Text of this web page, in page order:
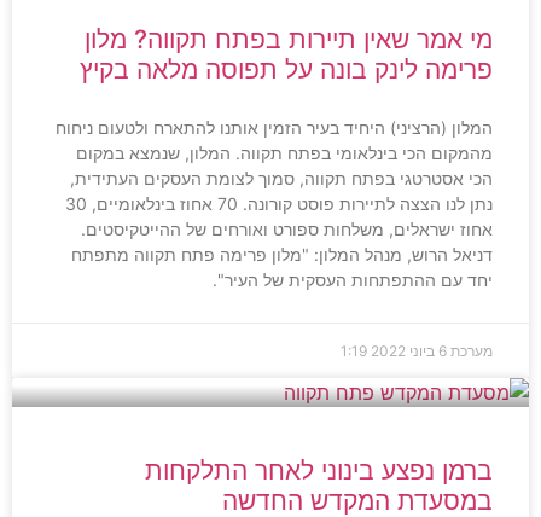
מי אמר שאין תיירות בפתח תקווה? מלון
פרימה לינק בונה על תפוסה מלאה בקיץ
המלון (הרציני) היחיד בעיר הזמין אותנו להתארח ולטעום ניחוח
מהמקום הכי בינלאומי בפתח תקווה. המלון, שנמצא במקום
הכי אסטרטגי בפתח תקווה, סמוך לצומת העסקים העתידית,
נתן לנו הצצה לתיירות פוסט קורונה. 70 אחוז בינלאומיים, 30
אחוז ישראלים, משלחות ספורט ואורחים של ההייטקיסטים.
דניאל הרוש, מנהל המלון: "מלון פרימה פתח תקווה מתפתח
יחד עם ההתפתחות העסקית של העיר".
מערכת 6 ביוני 2022 1:19
ברמן נפצע בינוני לאחר התלקחות
במסעדת המקדש החדשה